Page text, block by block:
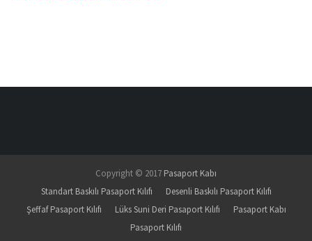
Copyright © 2017 Pasaport Kabı
Standart Baskılı Pasaport Kılıfı
Desenli Baskılı Pasaport Kılıfı
Şeffaf Pasaport Kılıfı
Lüks Suni Deri Pasaport Kılıfı
Pasaport Kabı
Pasaport Kılıfı